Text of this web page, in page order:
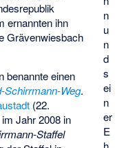
n
u
n
d
s
ei
n
er
E
ernannten ihn
Grävenwiesbach
benannte einen
Schirrmann-Weg.
(22.
im Jahr 2008 in
Staffel